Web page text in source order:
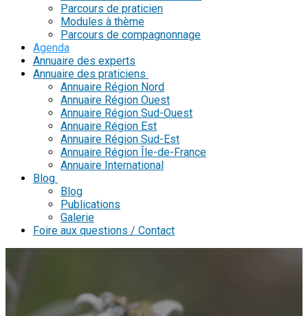
Parcours de praticien
Modules à thème
Parcours de compagnonnage
Agenda
Annuaire des experts
Annuaire des praticiens
Annuaire Région Nord
Annuaire Région Ouest
Annuaire Région Sud-Ouest
Annuaire Région Est
Annuaire Région Sud-Est
Annuaire Région Île-de-France
Annuaire International
Blog
Blog
Publications
Galerie
Foire aux questions / Contact